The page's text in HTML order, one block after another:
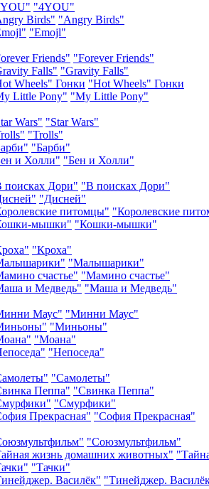
"4YOU"
"Angry Birds"
"Emojl"
"Forever Friends"
"Gravity Falls"
"Hot Wheels" Гонки
"My Little Pony"
"Star Wars"
"Trolls"
"Барби"
"Бен и Холли"
"В поисках Дори"
"Дисней"
"Королевские
"Кошки-мышки"
"Кроха"
"Малышарики"
"Мамино счастье"
"Маша и Медведь"
"Минни Маус"
"Миньоны"
"Моана"
"Непоседа"
"Самолеты"
"Свинка Пеппа"
"Смурфики"
"София Прекрасная"
"Союзмультфильм"
"Тачки"
"Тинейджер.